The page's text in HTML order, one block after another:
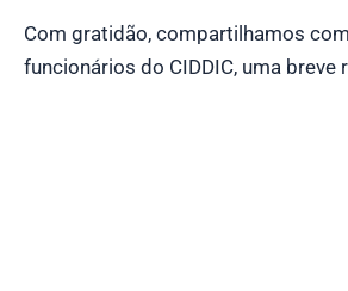
Com gratidão, compartilhamos
funcionários do CIDDIC, uma